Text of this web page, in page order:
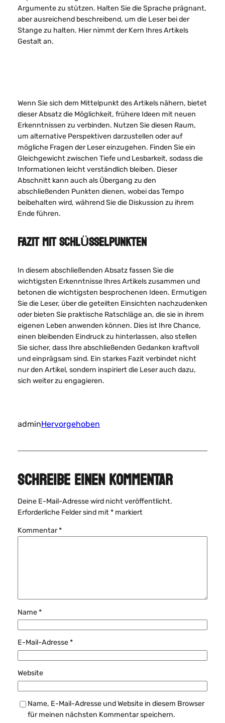
Argumente zu stützen. Halten Sie die Sprache prägnant,
aber ausreichend beschreibend, um die Leser bei der
Stange zu halten. Hier nimmt der Kern Ihres Artikels
Gestalt an.
Wenn Sie sich dem Mittelpunkt des Artikels nähern, bietet
dieser Absatz die Möglichkeit, frühere Ideen mit neuen
Erkenntnissen zu verbinden. Nutzen Sie diesen Raum,
um alternative Perspektiven darzustellen oder auf
mögliche Fragen der Leser einzugehen. Finden Sie ein
Gleichgewicht zwischen Tiefe und Lesbarkeit, sodass die
Informationen leicht verständlich bleiben. Dieser
Abschnitt kann auch als Übergang zu den
abschließenden Punkten dienen, wobei das Tempo
beibehalten wird, während Sie die Diskussion zu ihrem
Ende führen.
FAZIT MIT SCHLÜSSELPUNKTEN
In diesem abschließenden Absatz fassen Sie die
wichtigsten Erkenntnisse Ihres Artikels zusammen und
betonen die wichtigsten besprochenen Ideen. Ermutigen
Sie die Leser, über die geteilten Einsichten nachzudenken
oder bieten Sie praktische Ratschläge an, die sie in ihrem
eigenen Leben anwenden können. Dies ist Ihre Chance,
einen bleibenden Eindruck zu hinterlassen, also stellen
Sie sicher, dass Ihre abschließenden Gedanken kraftvoll
und einprägsam sind. Ein starkes Fazit verbindet nicht
nur den Artikel, sondern inspiriert die Leser auch dazu,
sich weiter zu engagieren.
adminHervorgehoben
SCHREIBE EINEN KOMMENTAR
Deine E-Mail-Adresse wird nicht veröffentlicht.
Erforderliche Felder sind mit*markiert
Kommentar*
Name*
E-Mail-Adresse*
Website
Name, E-Mail-Adresse und Website in diesem Browser
für meinen nächsten Kommentar speichern.